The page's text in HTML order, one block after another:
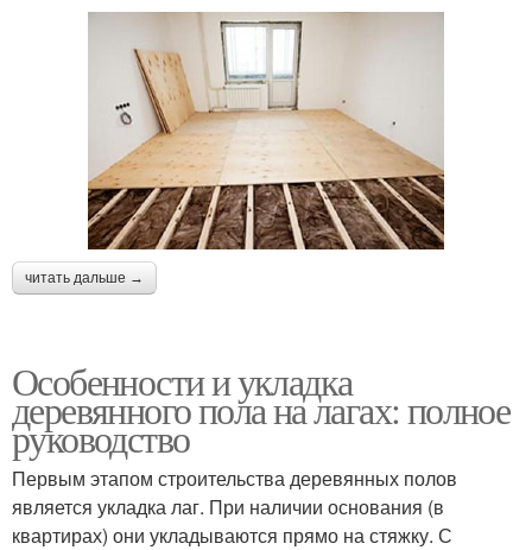
читать дальше →
Особенности и укладка
деревянного пола на лагах: полное
руководство
Первым этапом строительства деревянных полов
является укладка лаг. При наличии основания (в
квартирах) они укладываются прямо на стяжку. С